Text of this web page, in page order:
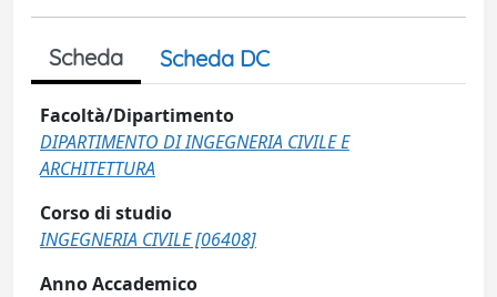
Scheda Scheda DC
Facoltà/Dipartimento
DIPARTIMENTO DI INGEGNERIA CIVILE E
ARCHITETTURA
Corso di studio
INGEGNERIA CIVILE [06408]
Anno Accademico